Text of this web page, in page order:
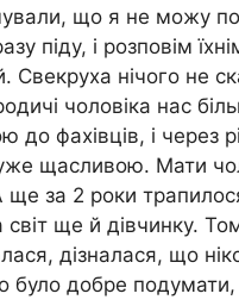
що я не можу
піду, і розповім
Свекруха нічого не
чоловіка нас
фахівців, і через
щасливою. Мати
ще за 2 роки
світ ще й дівчинку.
дізналася, що
було добре